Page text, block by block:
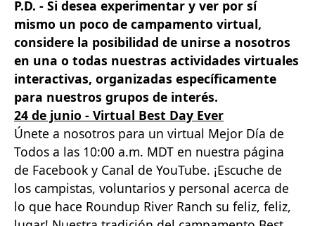
P.D. - Si desea experimentar y ver por sí
mismo un poco de campamento virtual,
considere la posibilidad de unirse a nosotros
en una o todas nuestras actividades virtuales
interactivas, organizadas específicamente
para nuestros grupos de interés.
24 de junio - Virtual Best Day Ever
Únete a nosotros para un virtual Mejor Día de
Todos a las 10:00 a.m. MDT en nuestra página
de Facebook y Canal de YouTube. ¡Escuche de
los campistas, voluntarios y personal acerca de
lo que hace Roundup River Ranch su feliz, feliz,